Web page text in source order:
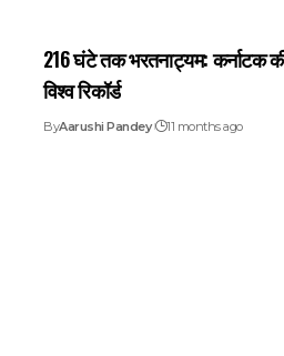
216 घंटे तक भरतनाट्यम: कर्नाटक की
विश्व रिकॉर्ड
ByAarushi Pandey 11 months ago